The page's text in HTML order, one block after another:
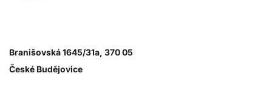
Branišovská 1645/31a, 370 05
České Budějovice